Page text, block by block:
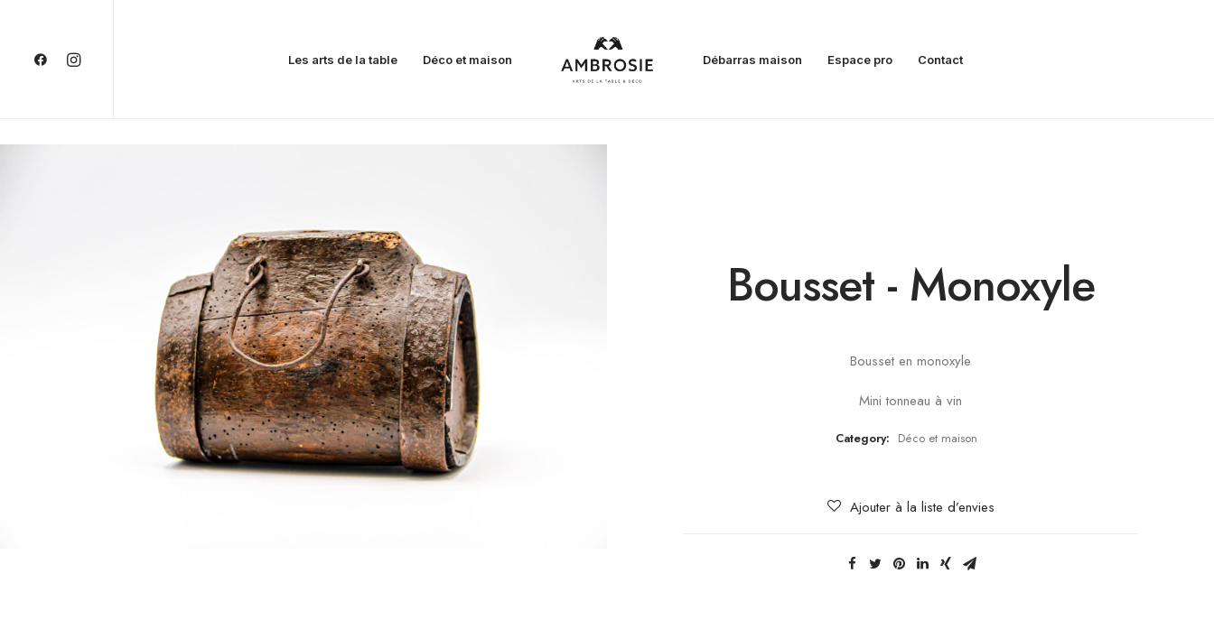
Les arts de la table Déco et maison Débarras maison Espace pro Contact
Bousset - Monoxyle
Bousset en monoxyle
Mini tonneau à vin
Category: Déco et maison
Ajouter à la liste d’envies